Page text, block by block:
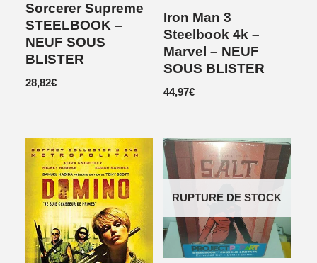
Sorcerer Supreme
STEELBOOK –
NEUF SOUS
BLISTER
28,82€
Iron Man 3
Steelbook 4k –
Marvel – NEUF
SOUS BLISTER
44,97€
RUPTURE DE STOCK